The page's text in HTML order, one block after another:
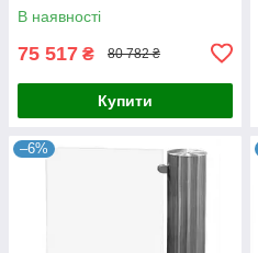
В наявності
75 517 ₴ 80 782 ₴
Купити
–6%